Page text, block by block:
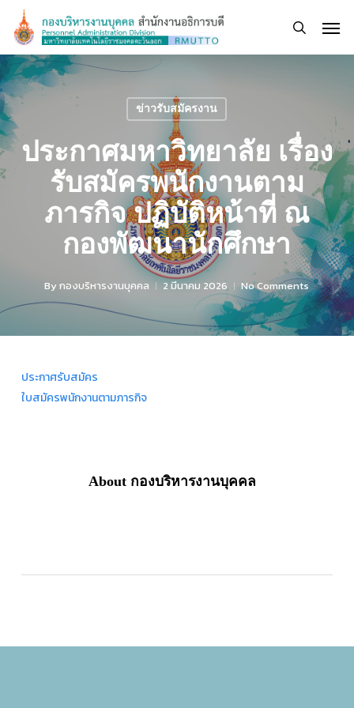
main
content
search
ข่าวรับสมัครงาน
ประกาศมหาวิทยาลัย เรื่อง
รับสมัครพนักงานตาม
ภารกิจ ปฏิบัติหน้าที่ ณ
กองพัฒนานักศึกษา
Byกองบริหารงานบุคคล 2 มีนาคม 2026 No Comments
ประกาศรับสมัคร
ใบสมัครพนักงานตามภารกิจ
Aboutกองบริหารงานบุคคล